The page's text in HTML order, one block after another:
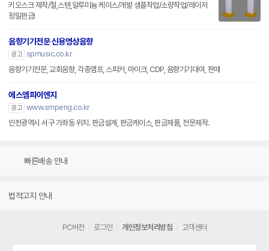
키오스크 제작/철,스텐,알루미늄 케이스/개발 샘플작업/소량작업/레이저
정밀판금!
음향기기전문 신용영상음향
광고 spmusic.co.kr
음향기기전문, 교회음향, 각종앰프, 스피커, 마이크, CDP, 음향기기대여, 판매
에스엠피이엔지
광고 www.smpeng.co.kr
인천광역시 서구 가좌동 위치. 판금설계, 판금케이스, 판금제품, 전문제작.
빠른배송 안내
법적고지 안내
PC버전 로그인 개인정보처리방침 고객센터